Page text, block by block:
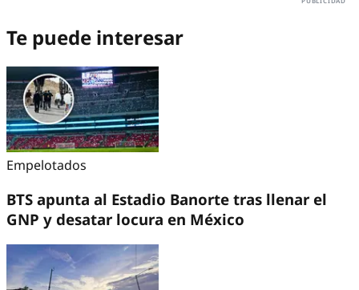
Te puede interesar
Empelotados
BTS apunta al Estadio Banorte tras llenar el
GNP y desatar locura en México